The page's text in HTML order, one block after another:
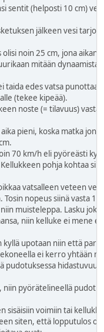
sentit (helposti 10 cm)
jälkeen vesi
noin 25 cm, jona
mitään dynaamista
edes vatsa punottaa
(tekee kipeää).
noste (= tilavuus)
pieni, koska matka
70 km/h eli pyöreästi
pohja kohtaa
vatsalleen veteen
nopeus siinä vasta
muisteleppa. Lasku
niin kelluke ei mene
upotaan niin että
ei kerro yhtään
pudotuksessa
niin pyörätelineellä
sisäisiin voimiin tai
siten, että lopputulos